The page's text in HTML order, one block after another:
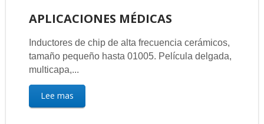
APLICACIONES MÉDICAS
Inductores de chip de alta frecuencia cerámicos,
tamaño pequeño hasta 01005. Película delgada,
multicapa,...
Lee mas